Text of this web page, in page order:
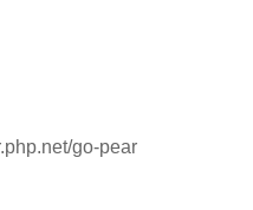
go-pear